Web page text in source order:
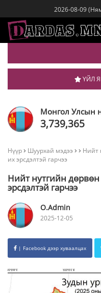
2026-08-09
ҮЙЛ
Монгол Улсын
3,739,365
Нүүр Шуурхай мэдээ
Нийт
их эрсдэлтэй гарчээ
Нийт нутгийн
эрсдэлтэй гарчээ
O.Admin
2025-12-05
| Facebook дээр хуваалцах